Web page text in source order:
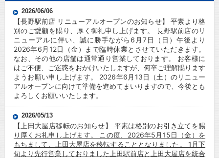
2026/06/06
【長野駅前店 リニューアルオープンのお知らせ】 平素より格
別のご愛顧を賜り、厚く御礼申し上げます。 長野駅前店のリ
ニューアルに伴い、誠に勝手ながら6月7日（日）午後より
2026年6月12日（金）まで臨時休業とさせていただきます。
なお、その他の店舗は通常通り営業しております。 お客様に
はご不便、ご迷惑をおかけいたしますが、何卒ご理解賜ります
ようお願い申し上げます。 2026年6月13日（土）のリニュー
アルオープンに向けて準備を進めてまいりますので、今後とも
よろしくお願いいたします。
2026/05/13
【上田大屋店移転のお知らせ】 平素は格別のお引き立てを賜
り厚くお礼申し上げます。 この度、2026年5月15日（金）を
もちまして、上田大屋店を移転することとなりました。 1月下
旬より先行営業しておりました上田駅前店と上田大屋店を統合